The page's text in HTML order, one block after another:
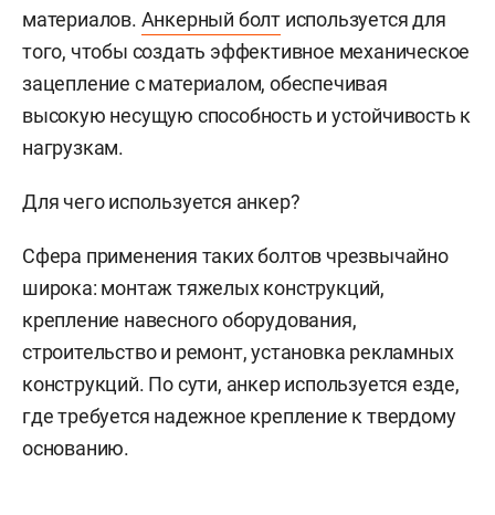
материалов. Анкерный болт используется для
того, чтобы создать эффективное механическое
зацепление с материалом, обеспечивая
высокую несущую способность и устойчивость к
нагрузкам.
Для чего используется анкер?
Сфера применения таких болтов чрезвычайно
широка: монтаж тяжелых конструкций,
крепление навесного оборудования,
строительство и ремонт, установка рекламных
конструкций. По сути, анкер используется езде,
где требуется надежное крепление к твердому
основанию.